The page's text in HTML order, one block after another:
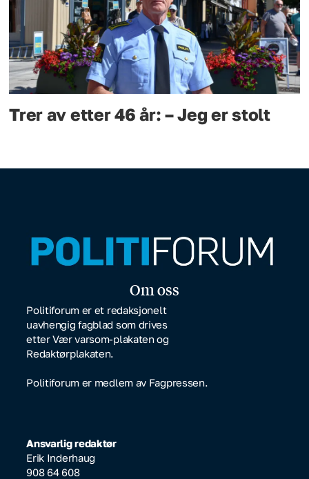
Trer av etter 46 år: – Jeg er stolt
Om oss
Politiforum er et redaksjonelt
uavhengig fagblad som drives
etter Vær varsom-plakaten og
Redaktørplakaten.
Politiforum er medlem av Fagpressen.
Ansvarlig redaktør
Erik Inderhaug
908 64 608